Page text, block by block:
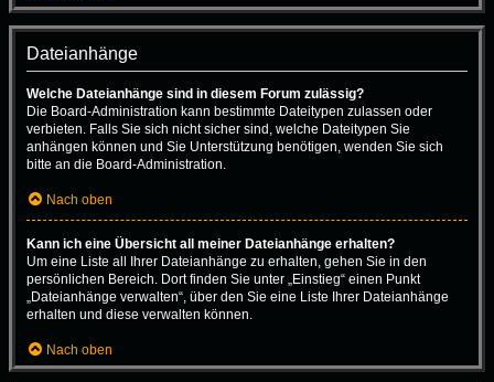
Dateianhänge
Welche Dateianhänge sind in diesem Forum zulässig?
Die Board-Administration kann bestimmte Dateitypen zulassen oder
verbieten. Falls Sie sich nicht sicher sind, welche Dateitypen Sie
anhängen können und Sie Unterstützung benötigen, wenden Sie sich
bitte an die Board-Administration.
Nach oben
Kann ich eine Übersicht all meiner Dateianhänge erhalten?
Um eine Liste all Ihrer Dateianhänge zu erhalten, gehen Sie in den
persönlichen Bereich. Dort finden Sie unter „Einstieg“ einen Punkt
„Dateianhänge verwalten“, über den Sie eine Liste Ihrer Dateianhänge
erhalten und diese verwalten können.
Nach oben